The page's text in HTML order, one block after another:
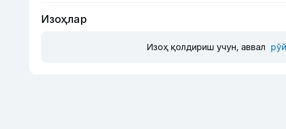
Изоҳлар
Изоҳ қолдириш учун, аввал